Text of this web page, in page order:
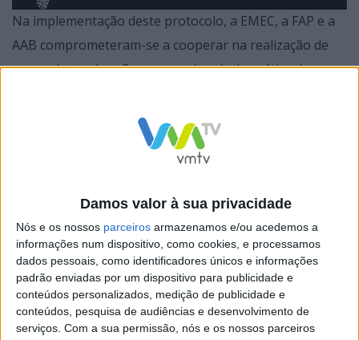
Damos valor à sua privacidade
Nós e os nossos parceiros armazenamos e/ou acedemos a
informações num dispositivo, como cookies, e processamos
dados pessoais, como identificadores únicos e informações
padrão enviadas por um dispositivo para publicidade e
conteúdos personalizados, medição de publicidade e
conteúdos, pesquisa de audiências e desenvolvimento de
serviços. Com a sua permissão, nós e os nossos parceiros
Na implementação deste protocolo, a EMEC, a FAP e a
AAB comprometeram-se a cooperar na realização de
um conjunto de ações promocionais da prática da
outras ações, estava prevista a iniciativa que agora se
vai realizar – um evento de final de ano letivo – que
desafia os alunos a comparecerem na praceta Francisco
A participação neste evento é livre, e as crianças e
jovens interessados podem inscrever-se junto dos
professores e técnicos de AFD das AEC ou,
simplesmente, aparecer no local para praticarem a
modalidade.